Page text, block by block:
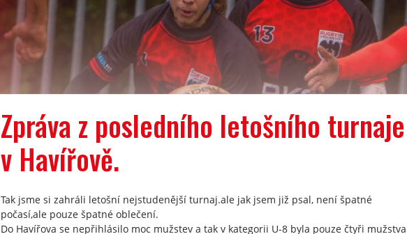
Zpráva z posledního letošního turnaje
v Havířově.
Tak jsme si zahráli letošní nejstudenější turnaj.ale jak jsem již psal, není špatné
počasí,ale pouze špatné oblečení.
Do Havířova se nepřihlásilo moc mužstev a tak v kategorii U-8 byla pouze čtyři mužstva